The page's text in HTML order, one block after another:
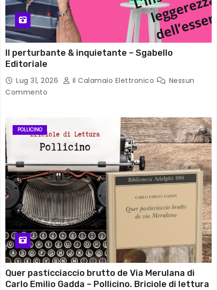
Il perturbante & inquietante – Sgabello
Editoriale
Lug 31, 2026 Il Calamaio Elettronico
Nessun
Commento
POLLICINO
Quer pasticciaccio brutto de Via Merulana di
Carlo Emilio Gadda – Pollicino. Briciole di lettura